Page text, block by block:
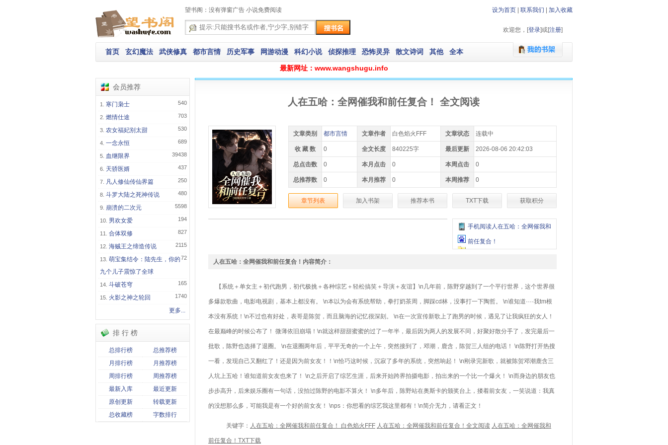
设为首页 联系我们 加入收藏
望书阁：没有弹窗广告 小说免费阅读
欢迎您，[登录]或[注册]
首页 玄幻魔法 武侠修真 都市言情 历史军事 网游动漫 科幻小说 侦探推理 恐怖灵异 散文诗词 其他 全本
最新网址：www.wangshugu.info
会员推荐
540
寒门枭士
703
燃情仕途
530
农女福妃别太甜
689
一念永恒
39438
血继限界
437
天骄医婿
250
凡人修仙传仙界篇
480
斗罗大陆之死神传说
5598
崩溃的二次元
194
男欢女爱
827
合体双修
2115
海贼王之缔造传说
72
萌宝集结令：陆先生，你的
九个儿子震惊了全球
165
斗破苍穹
1740
火影之神之轮回
更多...
排 行 榜
总排行榜
总推荐榜
月排行榜
月推荐榜
周排行榜
周推荐榜
最新入库
最近更新
原创更新
转载更新
总收藏榜
字数排行
人在五哈：全网催我和前任复合！ 全文阅读
文章类别 都市言情 文章作者 白色焰火FFF 文章状态 连载中
收 藏 数 0 全文长度 840225字 最后更新 2026-08-06 20:42:03
总点击数 0 本月点击 0 本周点击 0
总推荐数 0 本月推荐 0 本周推荐 0
章节列表 加入书架 推荐本书 TXT下载 获取积分
手机阅读人在五哈：全网催我和
前任复合！
人在五哈：全网催我和前任复合！内容简介：
【系统＋单女主＋初代跑男，初代极挑＋各种综艺＋轻松搞笑＋导演＋友谊】\n几年前，陈野穿越到了一个平行世界，这个世界很
多爆款歌曲，电影电视剧，基本上都没有。 \n本以为会有系统帮助，拳打奶茶周，脚踩cd林，没事打一下陶哲。 \n谁知道····我tm根
本没有系统！\n不过也有好处，表哥是陈贺，而且脑海的记忆很深刻。 \n在一次宣传新歌上了跑男的时候，遇见了让我疯狂的女人！
在最巅峰的时候公布了！ 微薄依旧崩塌！\n就这样甜甜蜜蜜的过了一年半，最后因为两人的发展不同，好聚好散分手了，发完最后一
批歌，陈野也选择了退圈。 \n在退圈两年后，平平无奇的一个上午，突然接到了，邓潮，鹿含，陈贺三人组的电话！ \n陈野打开热搜
一看，发现自己又翻红了！还是因为前女友！！\n恰巧这时候，沉寂了多年的系统，突然响起！ \n刚录完新歌，就被陈贺邓潮鹿含三
人坑上五哈！谁知道前女友也来了！ \n之后开启了综艺生涯，后来开始跨界拍摄电影，拍出来的一个比一个爆火！ \n而身边的朋友也
步步高升，后来娱乐圈有一句话，没拍过陈野的电影不算火！ \n多年后，陈野站在奥斯卡的颁奖台上，搂着前女友，一笑说道：我真
的没想那么多，可能我是有一个好的前女友！ \nps：你想看的综艺我这里都有！\n简介无力，请看正文！
关键字： 人在五哈：全网催我和前任复合！ 白色焰火FFF 人在五哈：全网催我和前任复合！全文阅读 人在五哈：全网催我和
前任复合！TXT下载